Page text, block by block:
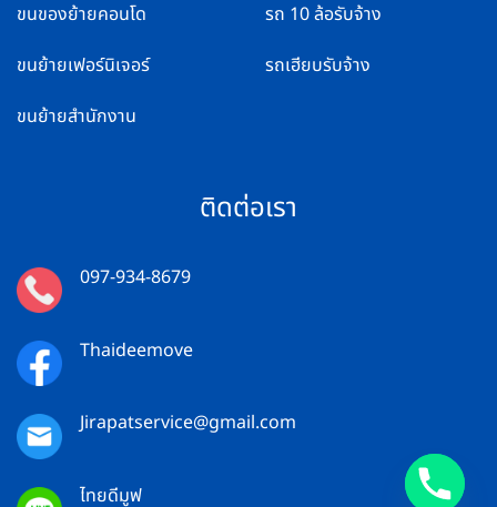
ขนของย้ายคอนโด
ขนย้ายเฟอร์นิเจอร์
ขนย้ายสำนักงาน
รถ 10 ล้อรับจ้าง
รถเฮียบรับจ้าง
ติดต่อเรา
097-934-8679
Thaideemove
Jirapatservice@gmail.com
ไทยดีมูฟ